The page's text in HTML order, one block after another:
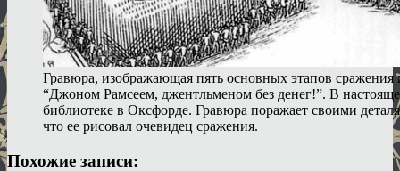
Гравюра, изображающая пять основных этапов
“Джоном Рамсеем, джентльменом без денег!”. В
библиотеке в Оксфорде. Гравюра поражает своими
что ее рисовал очевидец сражения.
Похожие записи: